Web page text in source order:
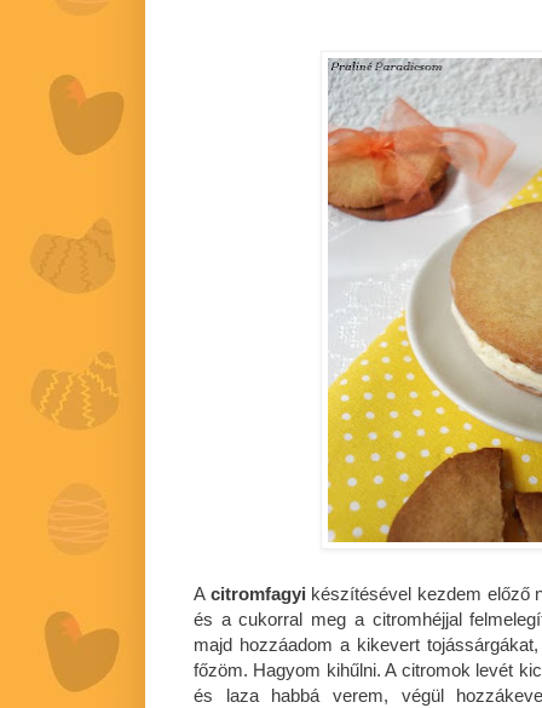
A citromfagyi készítésével kezdem előző
és a cukorral meg a citromhéjjal
majd hozzáadom a kikevert
főzöm. Hagyom kihűlni. A citromok levét
és laza habbá verem, végül